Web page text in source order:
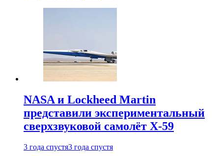
NASA и Lockheed Martin
представили экспериментальный
сверхзвуковой самолёт X-59
3 года спустя3 года спустя